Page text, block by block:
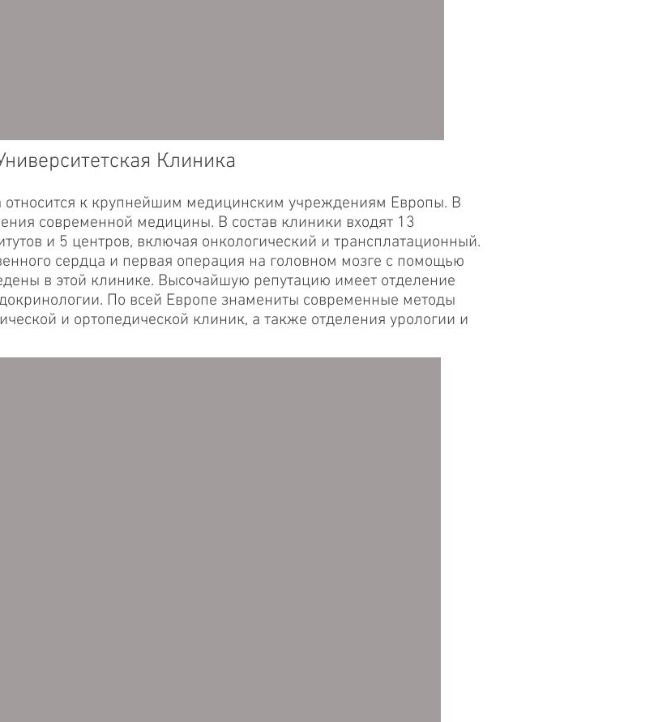
Клиника
относится к крупнейшим медицинским учреждениям Европы. В
современной медицины. В состав клиники входят 13
и 5 центров, включая онкологический и трансплатационный.
сердца и первая операция на головном мозге с помощью
в этой клинике. Высочайшую репутацию имеет отделение
По всей Европе знамениты современные методы
и ортопедической клиник, а также отделения урологии и